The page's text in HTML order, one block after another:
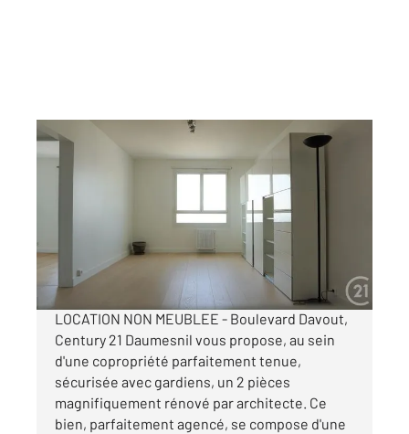
PARIS 75020
49,90 m
, 2 pièces
Appartement F2 à louer
1 530 €
par mois charges comprises
LOCATION NON MEUBLEE - Boulevard Davout,
Century 21 Daumesnil vous propose, au sein
d'une copropriété parfaitement tenue,
sécurisée avec gardiens, un 2 pièces
magnifiquement rénové par architecte. Ce
bien, parfaitement agencé, se compose d'une